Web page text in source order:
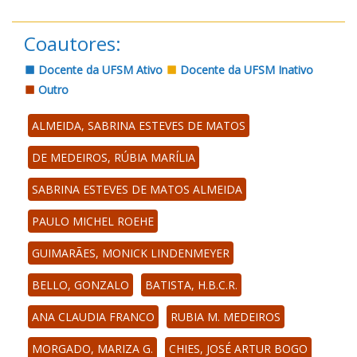
Coautores:
Docente da UFSM Ativo
Docente da UFSM Inativo
Outro
ALMEIDA, SABRINA ESTEVES DE MATOS
DE MEDEIROS, RÚBIA MARÍLIA
SABRINA ESTEVES DE MATOS ALMEIDA
PAULO MICHEL ROEHE
GUIMARÃES, MONICK LINDENMEYER
BELLO, GONZALO BATISTA, H.B.C.R.
ANA CLAUDIA FRANCO RUBIA M. MEDEIROS
MORGADO, MARIZA G. CHIES, JOSÉ ARTUR BOGO